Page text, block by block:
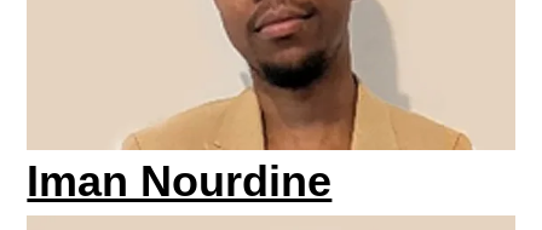
Iman Nourdine